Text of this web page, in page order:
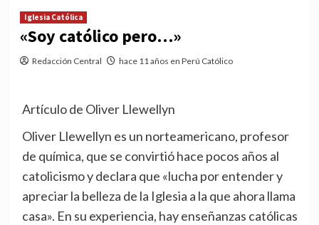
Iglesia Católica
«Soy católico pero…»
Redacción Central hace 11 años en Perú Católico
Artículo de Oliver Llewellyn
Oliver Llewellyn es un norteamericano, profesor
de química, que se convirtió hace pocos años al
catolicismo y declara que «lucha por entender y
apreciar la belleza de la Iglesia a la que ahora llama
casa». En su experiencia, hay enseñanzas católicas